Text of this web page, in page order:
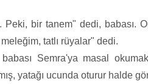
Peki, bir tanem" dedi, babası.
tatlı rüyalar" dedi.
Semra'ya masal
yatağı ucunda oturur halde